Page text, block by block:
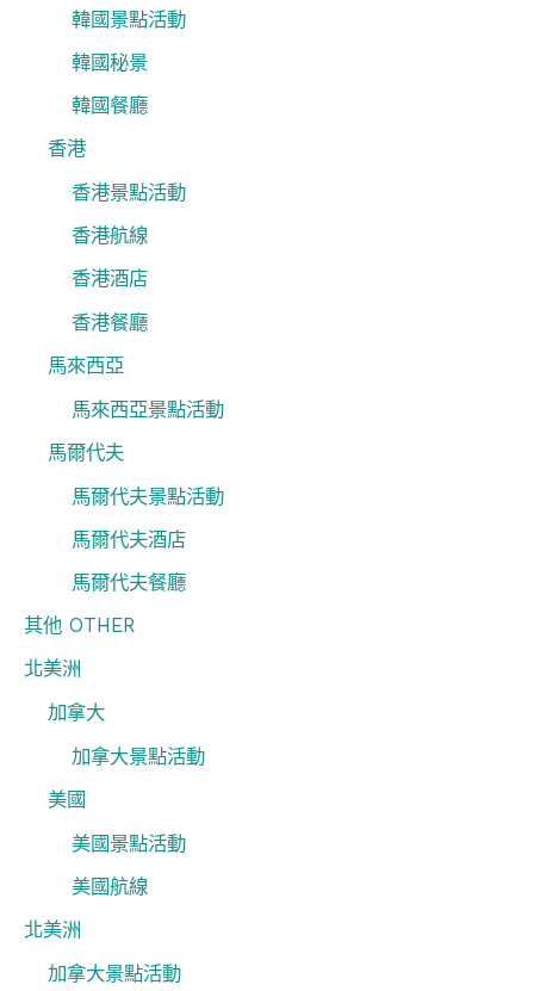
韓國景點活動
韓國秘景
韓國餐廳
香港
香港景點活動
香港航線
香港酒店
香港餐廳
馬來西亞
馬來西亞景點活動
馬爾代夫
馬爾代夫景點活動
馬爾代夫酒店
馬爾代夫餐廳
其他 OTHER
北美洲
加拿大
加拿大景點活動
美國
美國景點活動
美國航線
北美洲
加拿大景點活動